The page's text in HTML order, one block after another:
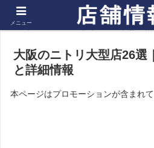
ホーム 近畿 大阪の
大阪のニトリ大型店26選
と詳細情報
本ページはプロモーションが含まれて
メニュー